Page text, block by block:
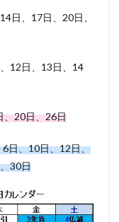
日、17日、20日、
12日、13日、14
、20日、26日
日、10日、12日、
30日